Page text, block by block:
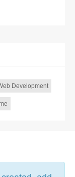
Development